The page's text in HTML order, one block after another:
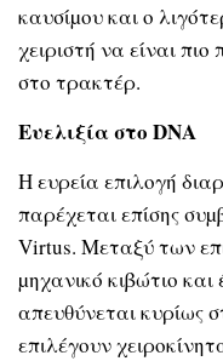
καυσίµου και ο
χειριστή να είναι
στο τρακτέρ.
Ευελιξία στο DNA
Η ευρεία επιλογή
παρέχεται επίσης
Virtus. Μεταξύ των
µηχανικό κιβώτιο
απευθύνεται κυρίως
επιλέγουν